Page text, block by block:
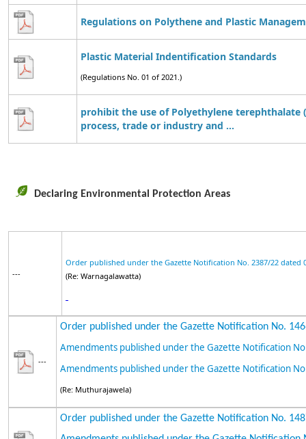
Regulations on Polythene and Plastic
Plastic Material Indentification Standards
(Regulations No. 01 of 2021.)
prohibit the use of Polyethylene terephthalate
process, trade or industry and ...
Declaring Environmental Protection Areas
---
Order published under the Gazette Notification No. 2387/22 dated
(Re: Warnagalawatta)
---
Order published under the Gazette Notification No.
Amendments published under the Gazette Notification
Amendments published under the Gazette Notification
(Re: Muthurajawela)
Order published under the Gazette Notification No.